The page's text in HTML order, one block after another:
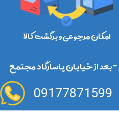
امکان مرجوعی و برگشت کالا
بعد از خیابان پاسارگاد مجتمع
09177871599